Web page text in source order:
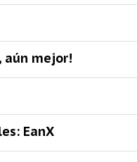
aún mejor!
EanX